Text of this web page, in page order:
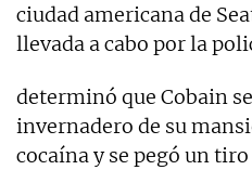
ciudad americana de
llevada a cabo por la
determinó que Cobain
invernadero de su
cocaína y se pegó un